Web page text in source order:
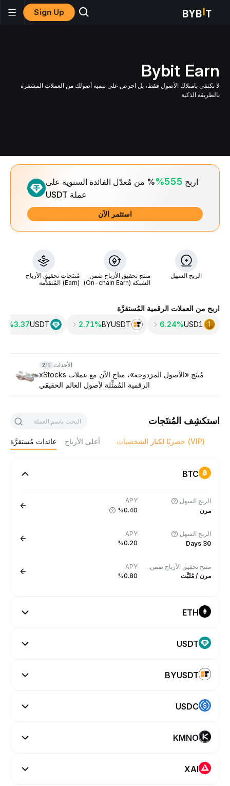
Sign Up
Bybit Earn
لا تكتفي بامتلاك الأصول فقط، بل احرص على تنمية أصولك من العملات المشفرة
بالطريقة الذكية
Slide 1 of 1 اربح 555%
% من مُعدّل الفائدة السنوية على
عملة USDT
استثمر الآن
الربح السهل
منتج تحقيق الأرباح ضمن
الشبكة (On-chain Earn)
مُنتَجات تحقيق الأرباح
(Earn) المُتقدِّمة
اربح من العملات الرقمية المُستقرَّة
USD1
6.24%
BYUSDT
2.71%
USDT
3.37‎%
2/6 الأحداث
مُنتَج «الأصول المزدوجة»، متاح الآن مع عملات xStocks
الرقمية المُمثِّلة لأصول العالم الحقيقي
استكشِف المُنتَجات
عائدات مُستقرَّة أعلى الأرباح حصريًا لكبار الشخصيات (VIP)
BTC
الربح السهل
مرن
APY
%0.40
الربح السهل
30 Days
APY
%0.20
منتج تحقيق الأرباح ضمن الشبكة (On-chain Earn)
مرن / مُثَبَّت
APY
%0.80
ETH
USDT
BYUSDT
USDC
KMNO
XAI